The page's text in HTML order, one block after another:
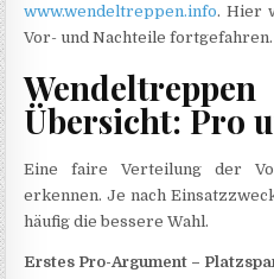
www.wendeltreppen.info. Hier
Vor- und Nachteile fortgefahren.
Übersicht: Pro
Eine faire Verteilung der
erkennen. Je nach
häufig die bessere Wahl.
Erstes Pro-Argument –